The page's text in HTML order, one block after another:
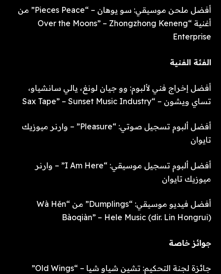
أفضل ملحن موسيقي: سو يوهان – “Pieces Peace” من
أغنية “Over the Moons” – Zhongzhong Keneng
Enterprise
الفئة الفنية
أفضل إخراج فني لألبوم: وو جيان لونغ، يالي سانشياو،
تساي ويشون – “Sax Tape” – Sunset Music Industry
أفضل ألبوم تسجيل صوتي: “Pleasure” – وارنر ميوزيك
تايوان
أفضل ألبوم تسجيل موسيقي: “I Am Here” – وارنر
ميوزيك تايوان
أفضل فيديو موسيقي: “Dumplings” من “Wà Hěn
Bàoqiàn” – Hele Music (dir. Lin Hongrui)
جوائز خاصة
جائزة لجنة التحكيم: تشين شياو شيا – “Old Wings”